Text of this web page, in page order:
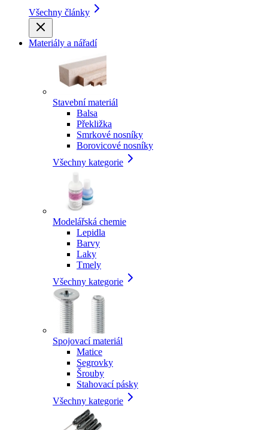
Všechny články
Materiály a nářadí
Stavební materiál
Balsa
Překližka
Smrkové nosníky
Borovicové nosníky
Všechny kategorie
Modelářská chemie
Lepidla
Barvy
Laky
Tmely
Všechny kategorie
Spojovací materiál
Matice
Segrovky
Šrouby
Stahovací pásky
Všechny kategorie